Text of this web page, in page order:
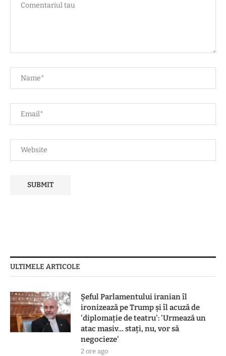
ULTIMELE ARTICOLE
Șeful Parlamentului iranian îl
ironizează pe Trump și îl acuză de
'diplomație de teatru': 'Urmează un
atac masiv… stați, nu, vor să
negocieze'
2 ore ago